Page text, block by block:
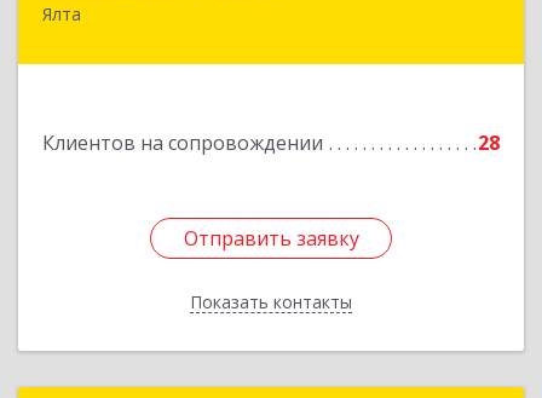
Ялта
Клиентов на сопровождении 28
Отправить заявку
Показать контакты
298600, Крым Респ, Ялта г, Васильева ул, дом №
Отправить заявку
Назад